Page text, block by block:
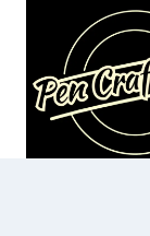
content